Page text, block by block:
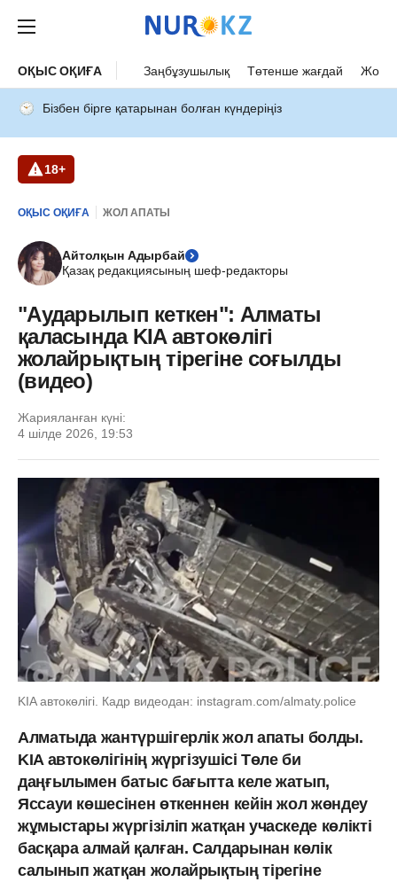
ОҚЫС ОҚИҒА Заңбұзушылық Төтенше жағдай Жол
Бізбен бірге қатарынан болған күндеріңіз
18+
ОҚЫС ОҚИҒА ЖОЛ АПАТЫ
Айтолқын Адырбай
Қазақ редакциясының шеф-редакторы
"Аударылып кеткен": Алматы
қаласында KIA автокөлігі
жолайрықтың тірегіне соғылды
(видео)
Жарияланған күні:
4 шілде 2026, 19:53
KIA автокөлігі. Кадр видеодан: instagram.com/almaty.police
Алматыда жантүршігерлік жол апаты болды.
KIA автокөлігінің жүргізушісі Төле би
даңғылымен батыс бағытта келе жатып,
Яссауи көшесінен өткеннен кейін жол жөндеу
жұмыстары жүргізіліп жатқан учаскеде көлікті
басқара алмай қалған. Салдарынан көлік
салынып жатқан жолайрықтың тірегіне